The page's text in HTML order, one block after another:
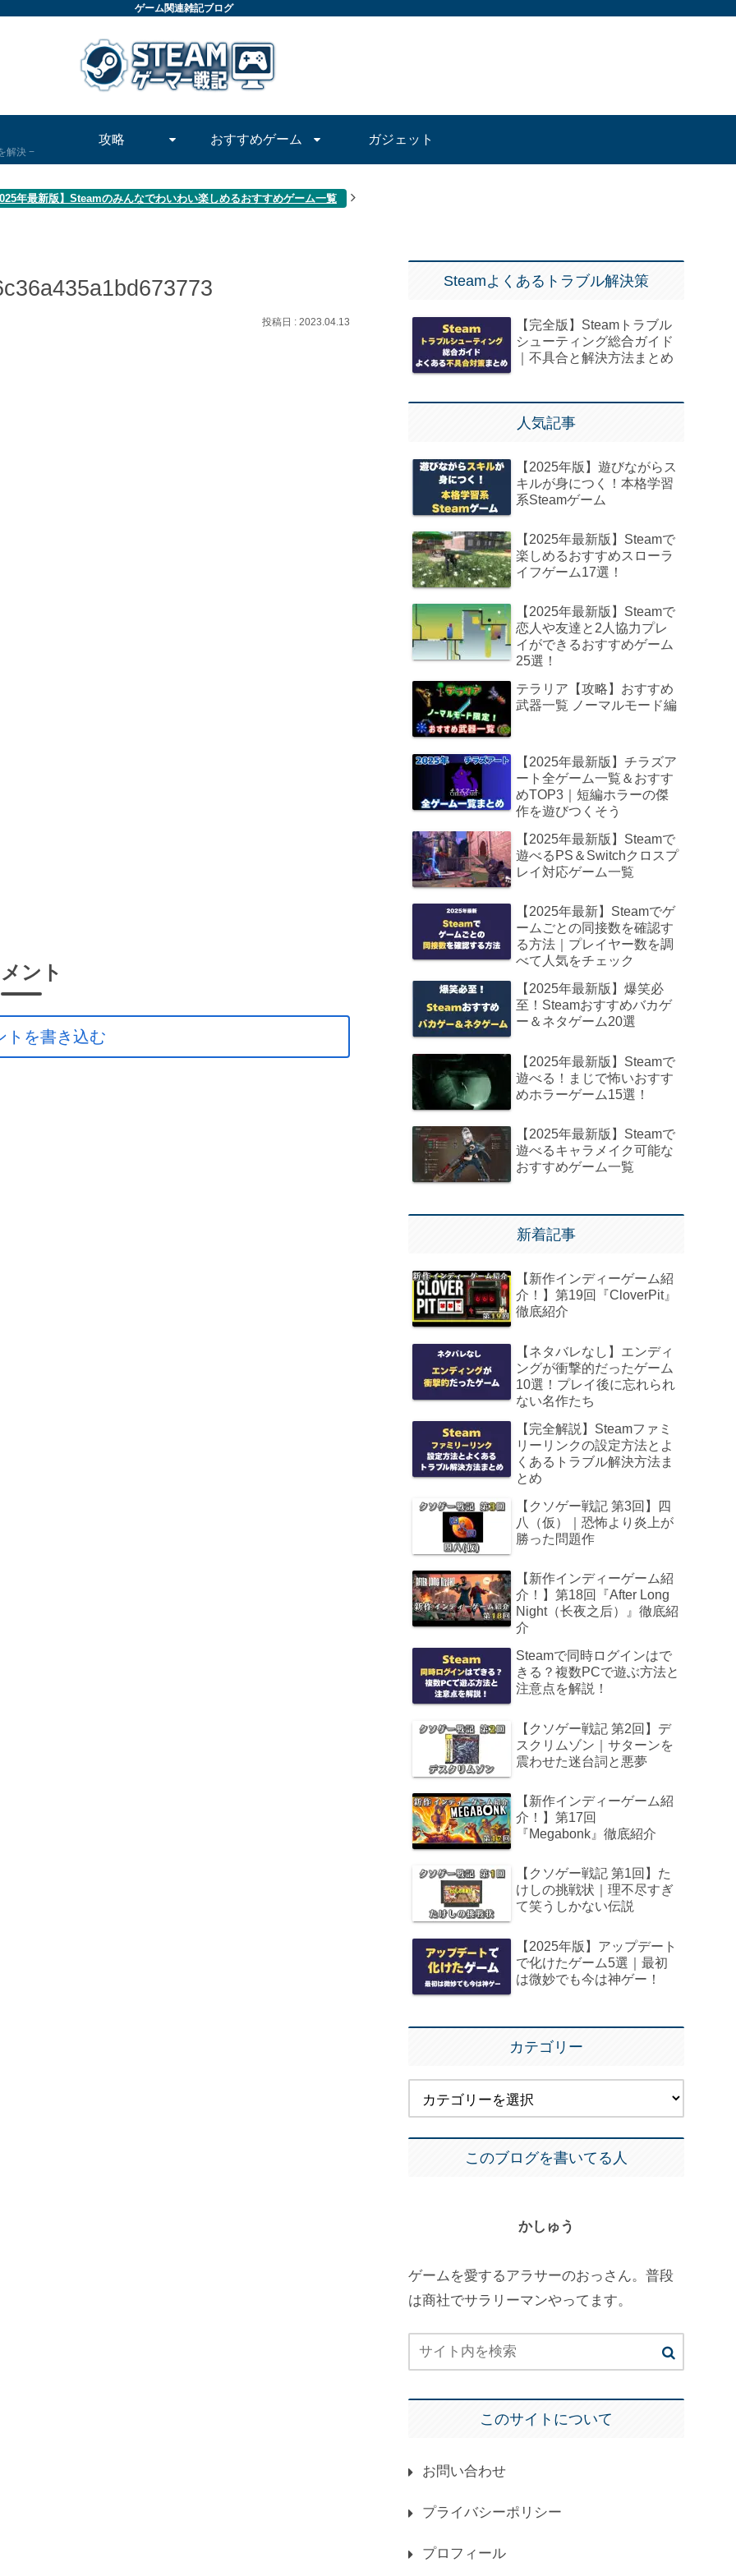
ゲーム関連雑記ブログ
解決
攻略 おすすめゲーム ガジェット
年最新版】Steamのみんなでわいわい楽しめるおすすめゲーム一覧
2023.04.13
ント
トを書き込む
Steamよくあるトラブル解決策
【完全版】Steamトラブル
シューティング総合ガイド
｜不具合と解決方法まとめ
人気記事
【2025年版】遊びながらス
キルが身につく！本格学習
系Steamゲーム
【2025年最新版】Steamで
楽しめるおすすめスローラ
イフゲーム17選！
【2025年最新版】Steamで
恋人や友達と2人協力プレ
イができるおすすめゲーム
25選！
テラリア【攻略】おすすめ
武器一覧 ノーマルモード編
【2025年最新版】チラズア
ート全ゲーム一覧＆おすす
めTOP3｜短編ホラーの傑
作を遊びつくそう
【2025年最新版】Steamで
遊べるPS＆Switchクロスプ
レイ対応ゲーム一覧
【2025年最新】Steamでゲ
ームごとの同接数を確認す
る方法｜プレイヤー数を調
べて人気をチェック
【2025年最新版】爆笑必
至！Steamおすすめバカゲ
ー＆ネタゲーム20選
【2025年最新版】Steamで
遊べる！まじで怖いおすす
めホラーゲーム15選！
【2025年最新版】Steamで
遊べるキャラメイク可能な
おすすめゲーム一覧
新着記事
【新作インディーゲーム紹
介！】第19回『CloverPit』
徹底紹介
【ネタバレなし】エンディ
ングが衝撃的だったゲーム
10選！プレイ後に忘れられ
ない名作たち
【完全解説】Steamファミ
リーリンクの設定方法とよ
くあるトラブル解決方法ま
とめ
【クソゲー戦記 第3回】四
八（仮）｜恐怖より炎上が
勝った問題作
【新作インディーゲーム紹
介！】第18回『After Long
Night（长夜之后）』徹底紹
介
Steamで同時ログインはで
きる？複数PCで遊ぶ方法と
注意点を解説！
【クソゲー戦記 第2回】デ
スクリムゾン｜サターンを
震わせた迷台詞と悪夢
【新作インディーゲーム紹
介！】第17回
『Megabonk』徹底紹介
【クソゲー戦記 第1回】た
けしの挑戦状｜理不尽すぎ
て笑うしかない伝説
【2025年版】アップデート
で化けたゲーム5選｜最初
は微妙でも今は神ゲー！
カテゴリー
このブログを書いてる人
かしゅう
ゲームを愛するアラサーのおっさん。普段
は商社でサラリーマンやってます。
このサイトについて
お問い合わせ
プライバシーポリシー
プロフィール